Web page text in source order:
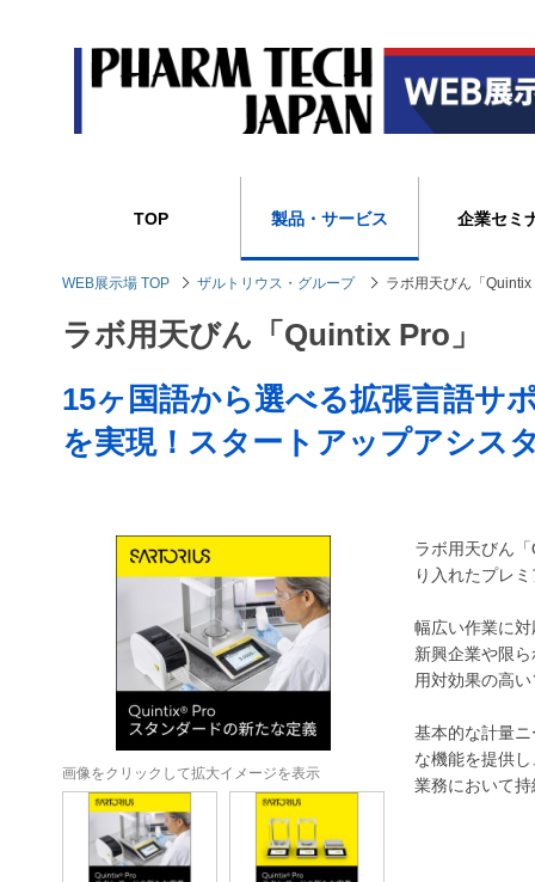
TOP 製品・サービス 企業セミ
WEB展示場 TOP ザルトリウス・グループ ラボ用天びん「Quintix
ラボ用天びん「Quintix Pro」
15ヶ国語から選べる拡張言語サ
を実現！スタートアップアシス
画像をクリックして拡大イメージを表示
ラボ用天びん
り入れたプレ
幅広い作業に
新興企業や限
用対効果の高
基本的な計量
な機能を提供
業務において